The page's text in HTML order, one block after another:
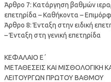
Άρθρο 7: Κατάργηση βαθμών
επετηρίδα – Καθήκοντα –
Άρθρο 8: Ένταξη στην ειδική
– Ένταξη στη γενική επετηρίδα
ΚΕΦΑΛΑΙΟ Ε΄
ΜΕΤΑΘΕΣΕΙΣ ΚΑΙ ΜΙΣΘΟΛΟΓΙΚΗ
ΛΕΙΤΟΥΡΓΩΝ ΠΡΩΤΟΥ ΒΑΘΜΟΥ